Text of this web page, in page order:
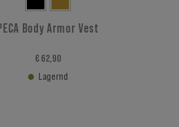
Body Armor Vest
€ 62,90
Lagernd